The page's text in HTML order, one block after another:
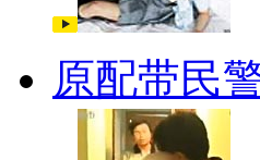
原配带民